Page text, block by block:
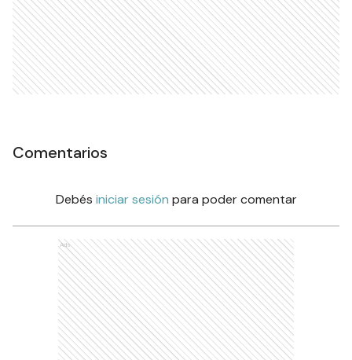
Comentarios
Debés iniciar sesión para poder comentar
Ads